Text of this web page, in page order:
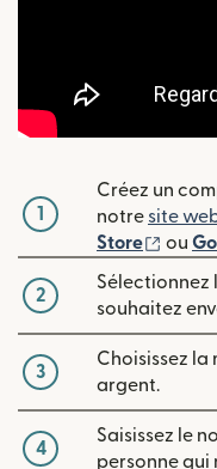
1
Créez un
notre site
Store
ou
2
Sélectionnez
souhaitez
3
Choisissez
argent.
4
Saisissez le
personne qui